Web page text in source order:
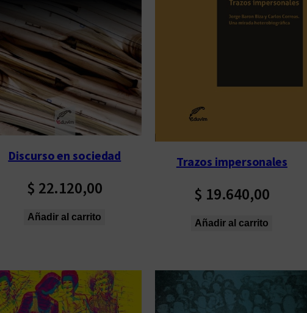
r
l
o
s
ú
l
i
Discurso en sociedad
$ 22.120,00
Añadir al carrito
Trazos impersonales
$ 19.640,00
Añadir al carrito